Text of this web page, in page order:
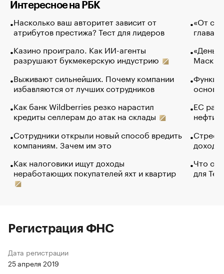
Интересное на РБК
Насколько ваш авторитет зависит от
атрибутов престижа? Тест для лидеров
Казино проиграло. Как ИИ-агенты
разрушают букмекерскую индустрию
Выживают сильнейших. Почему компании
избавляются от лучших сотрудников
Как банк Wildberries резко нарастил
кредиты селлерам до атак на склады
Сотрудники открыли новый способ вредить
компаниям. Зачем им это
Как налоговики ищут доходы
неработающих покупателей яхт и квартир
«От
глава
Маск в
основ
ЕС
нефти
Что
для
Регистрация ФНС
Дата регистрации
25 апреля 2019